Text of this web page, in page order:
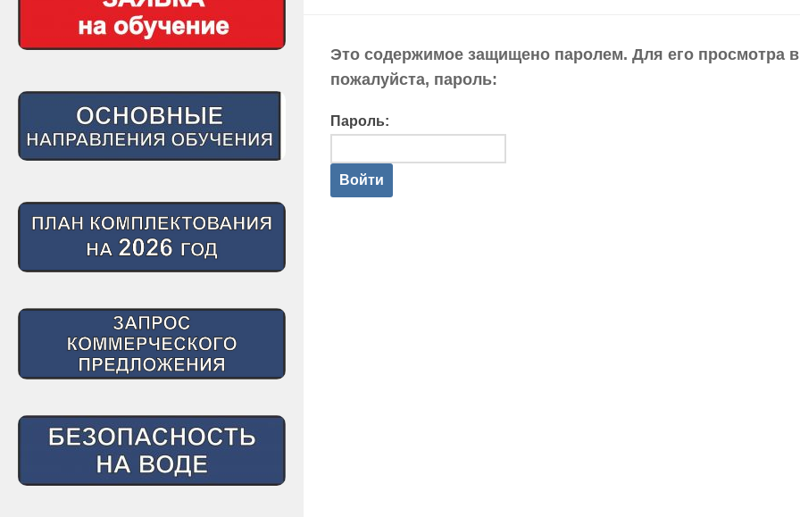
Это содержимое защищено паролем. Для его просмотра
пожалуйста, пароль:
Пароль: